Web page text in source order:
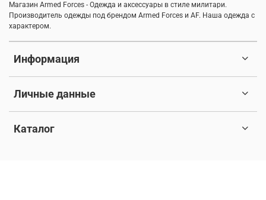
Информация
Личные данные
Каталог
Магазин Armed Forces - Одежда и аксессуары в стиле милитари.
Производитель одежды под брендом Armed Forces и AF. Наша одежда с
характером.